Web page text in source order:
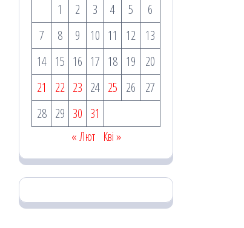
1
2 3 4 5
6
7
8 9 10 11 12
13
14 15 16 17 18 19
20
21
22 23 24 25 26
27
28 29 30 31
« Лют Кві »